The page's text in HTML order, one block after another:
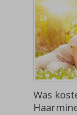
Was